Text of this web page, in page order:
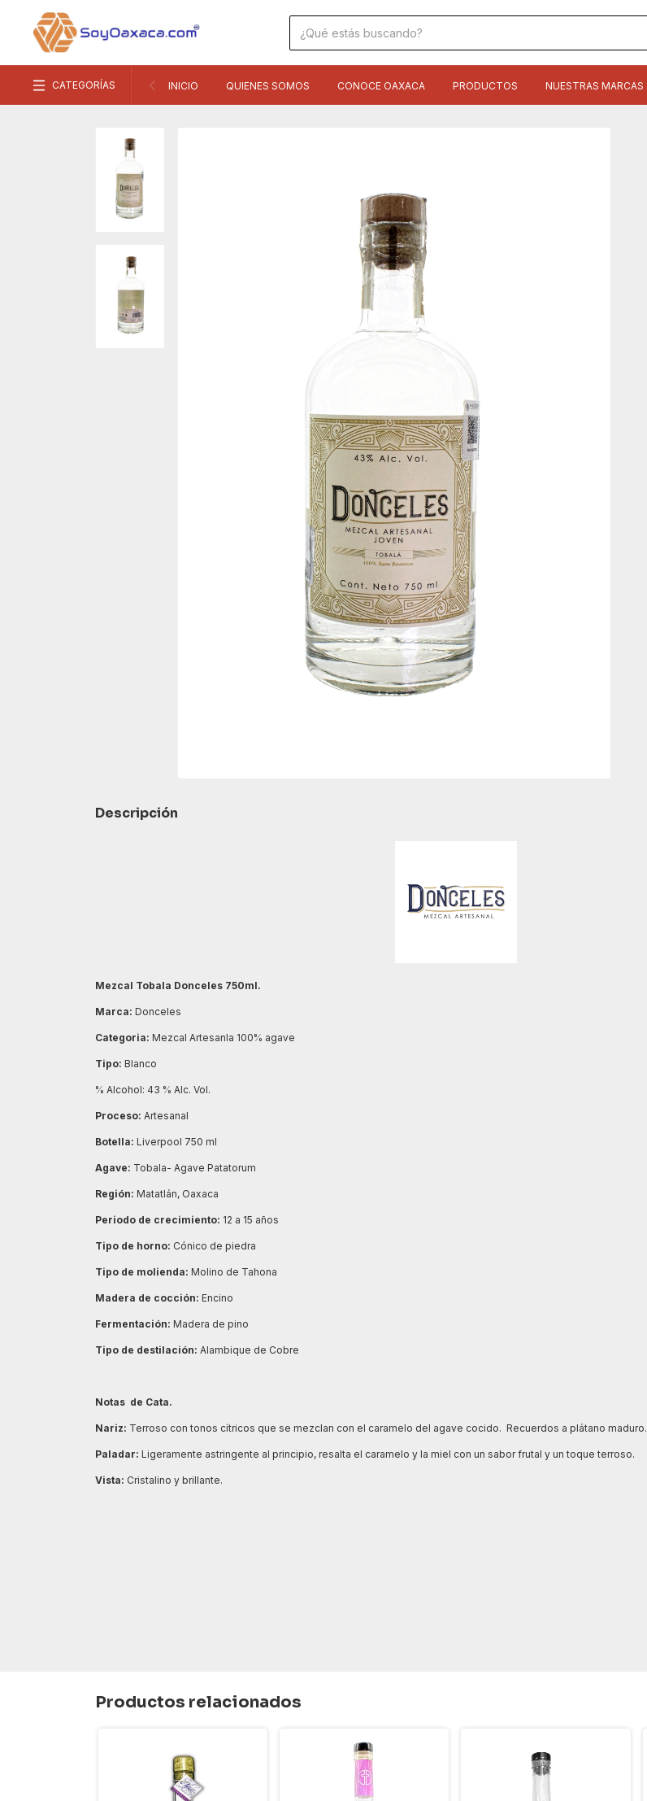
CATEGORÍAS INICIO QUIENES SOMOS CONOCE OAXACA PRODUCTOS NUESTRAS MARCAS
Descripción
Mezcal Tobala Donceles 750ml.
Marca: Donceles
Categoria: Mezcal Artesanla 100% agave
Tipo: Blanco
% Alcohol: 43 % Alc. Vol.
Proceso: Artesanal
Botella: Liverpool 750 ml
Agave: Tobala- Agave Patatorum
Región: Matatlán, Oaxaca
Periodo de crecimiento: 12 a 15 años
Tipo de horno: Cónico de piedra
Tipo de molienda: Molino de Tahona
Madera de cocción: Encino
Fermentación: Madera de pino
Tipo de destilación: Alambique de Cobre
Notas de Cata.
Nariz: Terroso con tonos cítricos que se mezclan con el caramelo del agave cocido. Recuerdos a plátano maduro.
Paladar: Ligeramente astringente al principio, resalta el caramelo y la miel con un sabor frutal y un toque terroso.
Vista: Cristalino y brillante.
Productos relacionados